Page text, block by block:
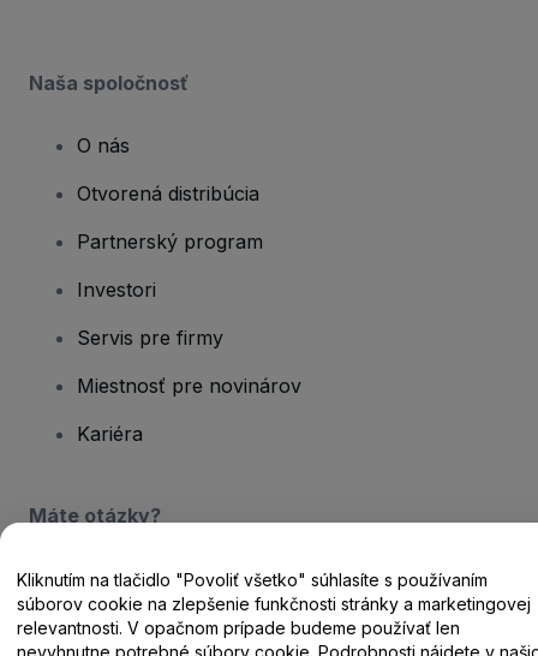
Naša spoločnosť
O nás
Otvorená distribúcia
Partnerský program
Investori
Servis pre firmy
Miestnosť pre novinárov
Kariéra
Máte otázky?
Centrum pomoci / Kontaktujte nás
Kliknutím na tlačidlo "Povoliť všetko" súhlasíte s používaním
súborov cookie na zlepšenie funkčnosti stránky a marketingovej
relevantnosti. V opačnom prípade budeme používať len
nevyhnutne potrebné súbory cookie. Podrobnosti nájdete v